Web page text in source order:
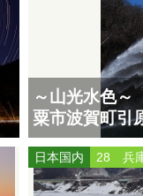
～山光水色～
粟市波賀町引
日本国内 28 兵